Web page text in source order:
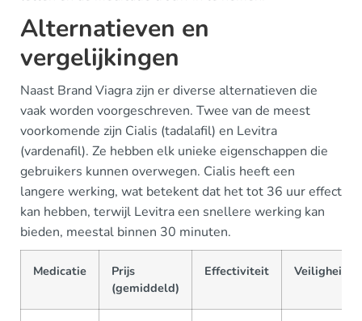
Alternatieven en
vergelijkingen
Naast Brand Viagra zijn er diverse alternatieven die
vaak worden voorgeschreven. Twee van de meest
voorkomende zijn Cialis (tadalafil) en Levitra
(vardenafil). Ze hebben elk unieke eigenschappen die
gebruikers kunnen overwegen. Cialis heeft een
langere werking, wat betekent dat het tot 36 uur effect
kan hebben, terwijl Levitra een snellere werking kan
bieden, meestal binnen 30 minuten.
Medicatie
Prijs
(gemiddeld)
Effectiviteit Veiligheid